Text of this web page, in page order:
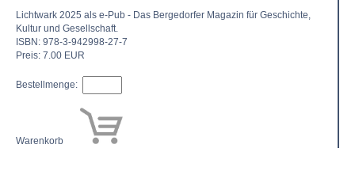
Lichtwark 2025 als e-Pub - Das Berge­dorfer Magazin für Geschich­te,
Kultur und Gesellschaft.
ISBN: 978-3-942998-27-7
Preis: 7.00 EUR
Bestellmenge:
Warenkorb